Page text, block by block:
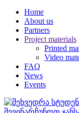
Home
About us
Partners
Project materials
Printed
Video
FAQ
News
Events